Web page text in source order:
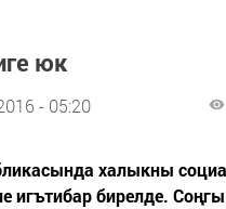
юк
- 05:20
халыкны
игътибар бирелде.